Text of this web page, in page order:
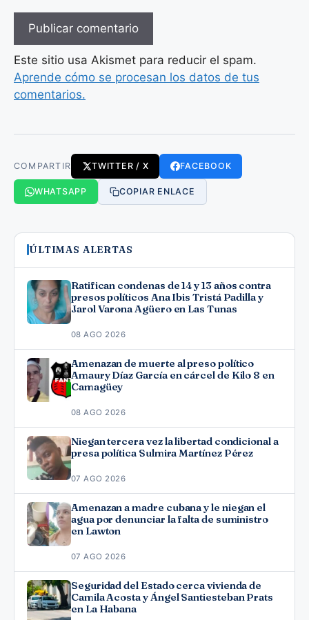
Este sitio usa Akismet para reducir el spam.
Aprende cómo se procesan los datos de tus
comentarios.
COMPARTIR TWITTER / X FACEBOOK
WHATSAPP COPIAR ENLACE
ÚLTIMAS ALERTAS
Ratifican condenas de 14 y 13 años contra
presos políticos Ana Ibis Tristá Padilla y
Jarol Varona Agüero en Las Tunas
08 AGO 2026
Amenazan de muerte al preso político
Amaury Díaz García en cárcel de Kilo 8 en
Camagüey
08 AGO 2026
Niegan tercera vez la libertad condicional a
presa política Sulmira Martínez Pérez
07 AGO 2026
Amenazan a madre cubana y le niegan el
agua por denunciar la falta de suministro
en Lawton
07 AGO 2026
Seguridad del Estado cerca vivienda de
Camila Acosta y Ángel Santiesteban Prats
en La Habana